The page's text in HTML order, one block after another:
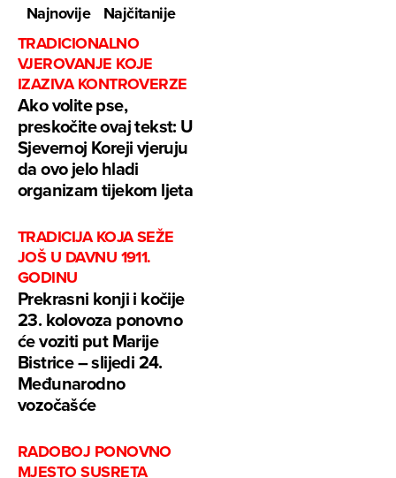
Najnovije
Najčitanije
TRADICIONALNO
VJEROVANJE KOJE
IZAZIVA KONTROVERZE
Ako volite pse,
preskočite ovaj tekst: U
Sjevernoj Koreji vjeruju
da ovo jelo hladi
organizam tijekom ljeta
TRADICIJA KOJA SEŽE
JOŠ U DAVNU 1911.
GODINU
Prekrasni konji i kočije
23. kolovoza ponovno
će voziti put Marije
Bistrice – slijedi 24.
Međunarodno
vozočašće
RADOBOJ PONOVNO
MJESTO SUSRETA